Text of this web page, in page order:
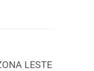
LESTE